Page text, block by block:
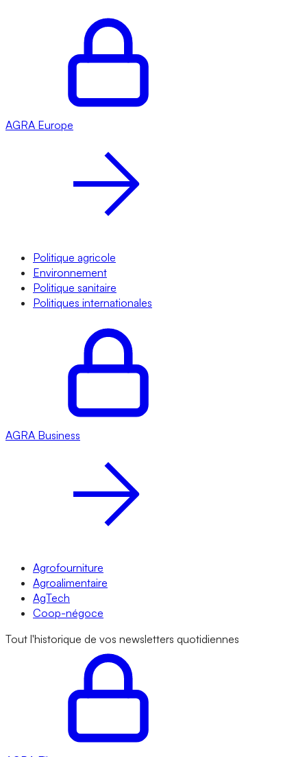
AGRA Europe
Politique agricole
Environnement
Politique sanitaire
Politiques internationales
AGRA Business
Agrofourniture
Agroalimentaire
AgTech
Coop-négoce
Tout l'historique de vos newsletters quotidiennes